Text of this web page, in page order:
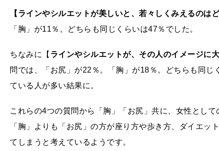
【ラインやシルエットが美しいと、若々しくみえるのは
「胸」が11％。どちらも同じくらいは47％でした。
ちなみに【 ラインやシルエットが、その人のイメージに
問では、「お尻」が22％。「胸」が18％。どちらも同
ている人が多い結果に。
これらの4つの質問から「胸」「お尻」共に、女性とし
「胸」よりも「お尻」の方が座り方や歩き方、ダイエ
てしまうと考えているようです。